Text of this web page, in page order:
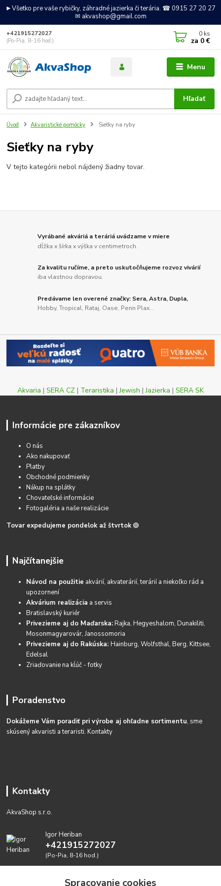
►Všetko pre vaše rybičky, záhradné jazierka či terária. ☎ 0915 27 20 27
✉ akvashop@gmail.com
Menu
Hľadať
+421915272027
(Po-Pia, 8-16 hod.)
0 ks
za 0 €
Úvod Akvaristické pomôcky Sieťky na ryby
Sieťky na ryby
V tejto kategórii nebol nájdený žiadny tovar.
Vyrábané akváriá a teráriá uvádzame v miere
dĺžka x šírka x výška v centimetroch.
Za kvalitu ručíme, a preto uskutočňujeme rozvoz vivárií
iba vlastnou dopravou.
Predávame len overené značky: Sera, Astra, Dupla,
Hobby, Tropical, Rataj, Oase, Penn Plax...
Akvaria | SERA CZ | Teraristika |Jewish |Jazierka | SERA SK
Informácie pre zákazníkov
O nás
Ako nakupovať
Platby
Obchodné podmienky
Nákup na splátky
Chovateľské informácie
Fotogaléria a naše realizácie
Tovar expedujeme pondelok až štvrtok 🟢
Najčítanejšie
Návod na použitie akvárií, akvaterárií, terárií a niekoľko rád a
upozornení
Akvárium realizácia a servis
Bratislavský kuriér
Privezieme aj do Maďarska:Rajka, Hegyeshalom, Dunakiliti,
Mosonmagyarovár, Janossomoria
Privezieme aj do Rakúska:Hainburg, Wolfsthal, Berg, Kittsee,
Edelsal
Zriaďovanie na kĺúč - fotky
Poradenstvo
Dokážeme Vám poradiť pri výrobe aj ohľadne sortimentu, sme
skúsený akvaristi a teraristi.Kontakty
Kontakty
AkvaShop s.r.o.
Igor Heriban
+421915272027
(Po-Pia, 8-16 hod.)
Spracovanie cookies